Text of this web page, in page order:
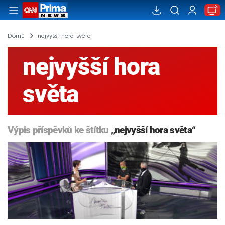
Domů nejvyšší hora světa
nejvyšší hora
světa
Výpis příspěvků ke štítku „nejvyšší hora světa“